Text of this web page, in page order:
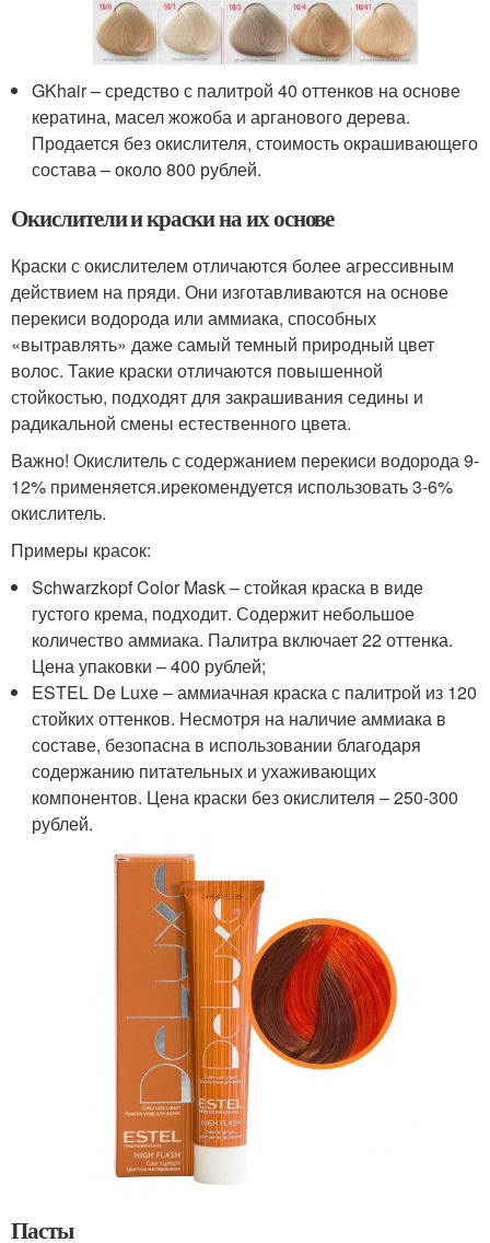
GKhair – средство с палитрой 40 оттенков на основе
кератина, масел жожоба и арганового дерева.
Продается без окислителя, стоимость окрашивающего
состава – около 800 рублей.
Окислители и краски на их основе
Краски с окислителем отличаются более агрессивным
действием на пряди. Они изготавливаются на основе
перекиси водорода или аммиака, способных
«вытравлять» даже самый темный природный цвет
волос. Такие краски отличаются повышенной
стойкостью, подходят для закрашивания седины и
радикальной смены естественного цвета.
Важно! Окислитель с содержанием перекиси водорода 9-
12% применяется.ирекомендуется использовать 3-6%
окислитель.
Примеры красок:
Schwarzkopf Color Mask – стойкая краска в виде
густого крема, подходит. Содержит небольшое
количество аммиака. Палитра включает 22 оттенка.
Цена упаковки – 400 рублей;
ESTEL De Luxe – аммиачная краска с палитрой из 120
стойких оттенков. Несмотря на наличие аммиака в
составе, безопасна в использовании благодаря
содержанию питательных и ухаживающих
компонентов. Цена краски без окислителя – 250-300
рублей.
Пасты